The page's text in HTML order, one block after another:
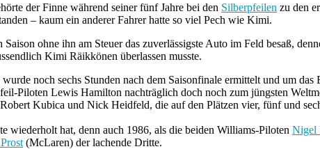
der Finne während seiner fünf Jahre bei den Silberpfeilen zu den
– kaum ein anderer Fahrer hatte so viel Pech wie Kimi.
ohne ihn am Steuer das zuverlässigste Auto im Feld besaß,
Kimi Räikkönen überlassen musste.
noch sechs Stunden nach dem Saisonfinale ermittelt und um
Piloten Lewis Hamilton nachträglich doch noch zum jüngsten
Kubica und Nick Heidfeld, die auf den Plätzen vier, fünf und
wiederholt hat, denn auch 1986, als die beiden Williams-Piloten Nigel
(McLaren) der lachende Dritte.